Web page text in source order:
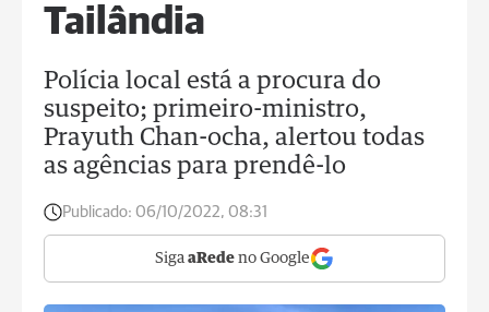
Tailândia
Polícia local está a procura do
suspeito; primeiro-ministro,
Prayuth Chan-ocha, alertou todas
as agências para prendê-lo
Publicado: 06/10/2022, 08:31
Siga aRede no Google